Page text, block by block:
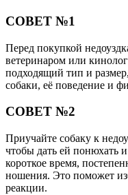
СОВЕТ №1
Перед покупкой
ветеринаром или
подходящий тип и
собаки, её поведение и
СОВЕТ №2
Приучайте собаку к
чтобы дать ей понюхать
короткое время,
ношения. Это поможет
реакции.